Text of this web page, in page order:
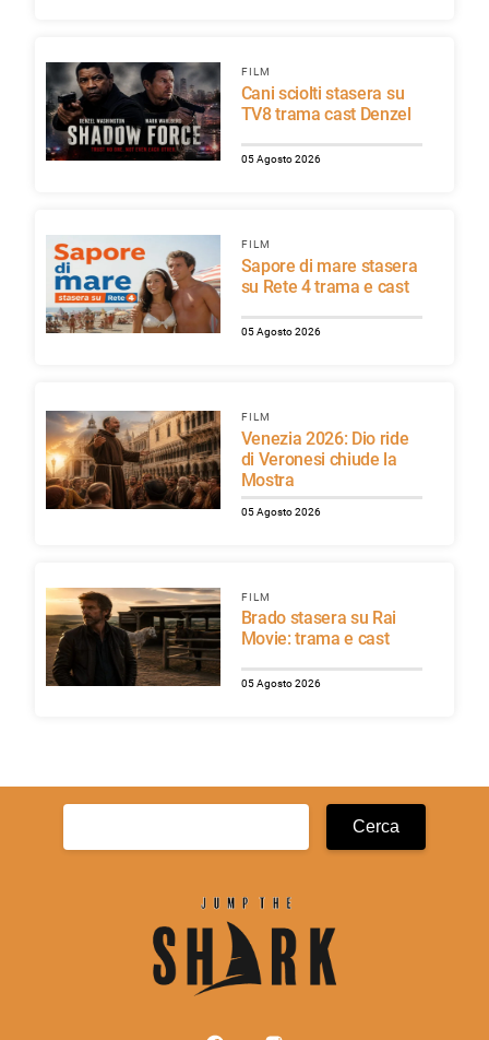
FILM
Cani sciolti stasera su
TV8 trama cast Denzel
05 Agosto 2026
FILM
Sapore di mare stasera
su Rete 4 trama e cast
05 Agosto 2026
FILM
Venezia 2026: Dio ride
di Veronesi chiude la
Mostra
05 Agosto 2026
FILM
Brado stasera su Rai
Movie: trama e cast
05 Agosto 2026